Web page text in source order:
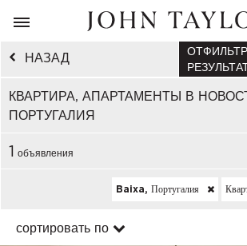
НАЗАД
КВАРТИРА, АПАРТАМЕНТЫ В
ПОРТУГАЛИЯ
1 объявления
Baixa, Португалия
сортировать по